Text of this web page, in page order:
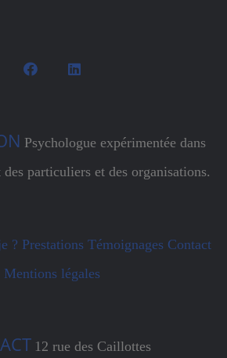
Psychologue expérimentée dans
des particuliers et des organisations.
? Prestations Témoignages Contact
Mentions légales
12 rue des Caillottes